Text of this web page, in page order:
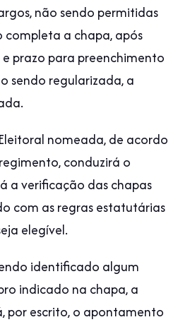
não sendo permitidas
completa a chapa, após
prazo para preenchimento
sendo regularizada, a
nomeada, de acordo
conduzirá o
a verificação das chapas
com as regras estatutárias
elegível.
identificado algum
indicado na chapa, a
por escrito, o apontamento